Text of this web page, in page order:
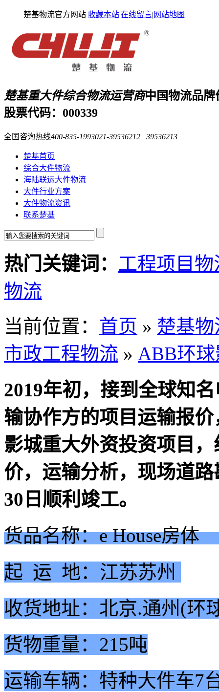
楚基物流官方网站 收藏本站|在线留言| 网站地图
楚基重大件综合物流运营商中国物流品牌
股票代码：000339
全国咨询热线400-835-1993021-39536212 39536213
楚基首页
综合大件物流
海陆联运大件物流
大件行业方案
大件物流资讯
联系楚基
热门关键词： 工程项目
物流
当前位置： 首页 » 楚基
市政工程物流 » ABB环
2019年初，接到全球知
输协作方的项目运输报
影城重大外资投资项目
价，运输分析，现场道
30日顺利竣工。
货品名称：e House房体
起 运 地：江苏苏州
收货地址：北京.通州(环
货物重量：215吨
运输车辆： 特种大件车7